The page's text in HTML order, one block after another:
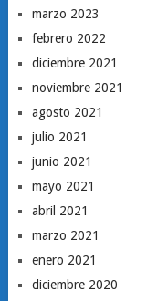
marzo 2023
febrero 2022
diciembre 2021
noviembre 2021
agosto 2021
julio 2021
junio 2021
mayo 2021
abril 2021
marzo 2021
enero 2021
diciembre 2020